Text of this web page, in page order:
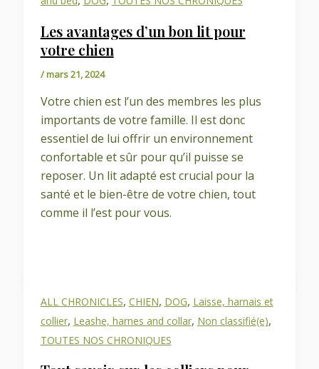
Les avantages d’un bon lit pour
votre chien
/mars 21, 2024
Votre chien est l’un des membres les plus
importants de votre famille. Il est donc
essentiel de lui offrir un environnement
confortable et sûr pour qu’il puisse se
reposer. Un lit adapté est crucial pour la
santé et le bien-être de votre chien, tout
comme il l’est pour vous.
ALL CHRONICLES, CHIEN, DOG, Laisse, harnais et
collier, Leashe, harnes and collar, Non classifié(e),
TOUTES NOS CHRONIQUES